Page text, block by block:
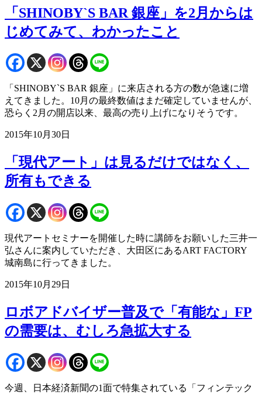
「SHINOBY`S BAR 銀座」を2月からは
じめてみて、わかったこと
「SHINOBY`S BAR 銀座」に来店される方の数が急速に増
えてきました。10月の最終数値はまだ確定していませんが、
恐らく2月の開店以来、最高の売り上げになりそうです。
2015年10月30日
「現代アート」は見るだけではなく、
所有もできる
現代アートセミナーを開催した時に講師をお願いした三井一
弘さんに案内していただき、大田区にあるART FACTORY
城南島に行ってきました。
2015年10月29日
ロボアドバイザー普及で「有能な」FP
の需要は、むしろ急拡大する
今週、日本経済新聞の1面で特集されている「フィンテック